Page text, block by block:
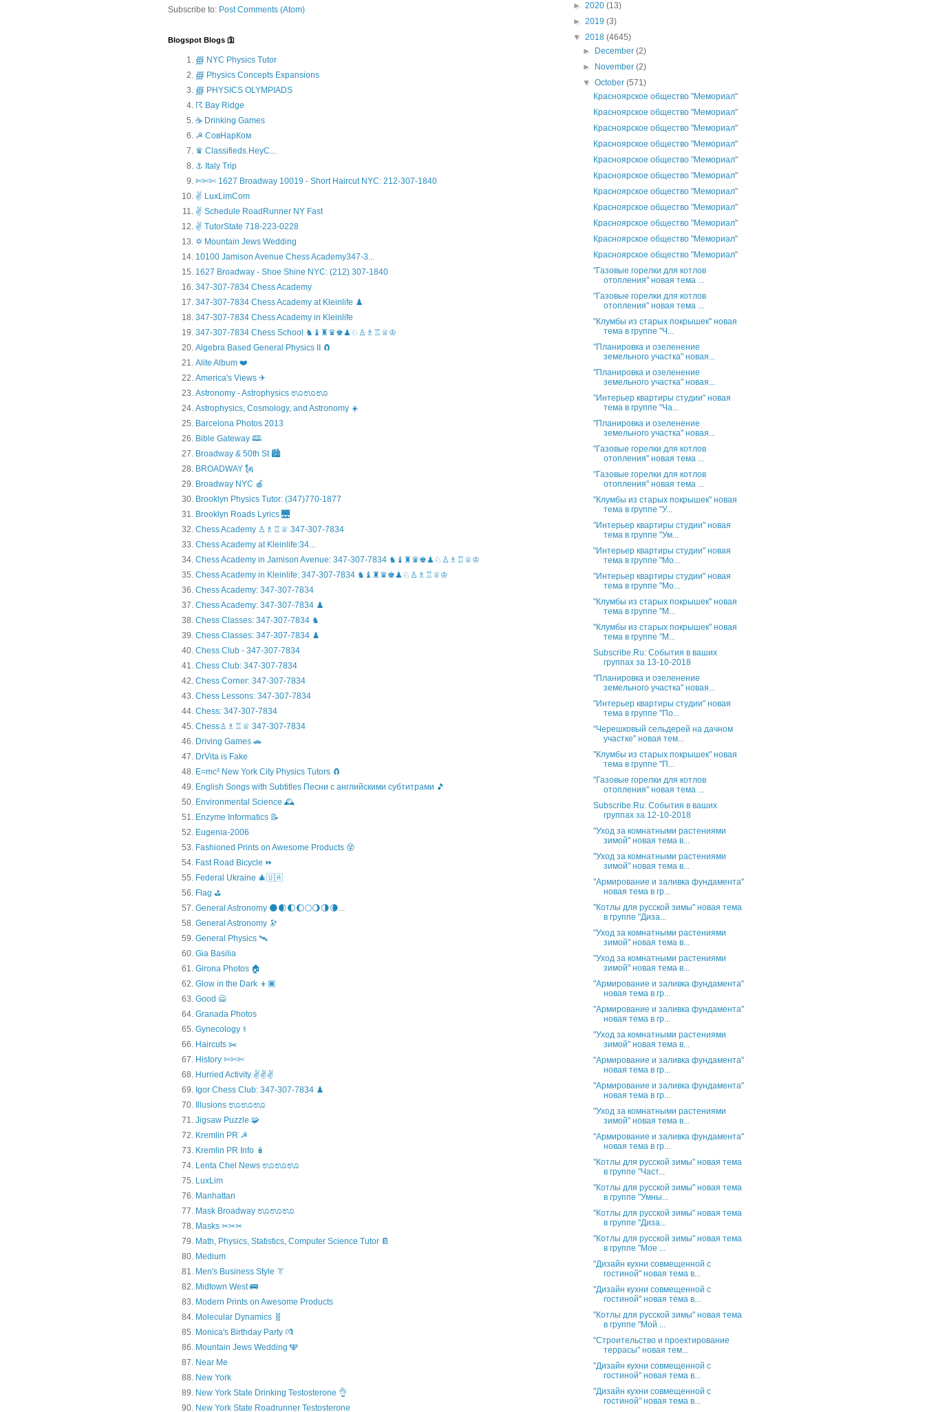
Subscribe to: Post Comments (Atom)
Blogspot Blogs 🛐
∰ NYC Physics Tutor
∰ Physics Concepts Expansions
∰ PHYSICS OLYMPIADS
☈ Bay Ridge
☕ Drinking Games
☭ СовНарКом
♛ Classifieds.HeyC...
⚓ Italy Trip
✄✄✄ 1627 Broadway 10019 - Short Haircut NYC: 212-307-1840
✌ LuxLimCom
✌ Schedule RoadRunner NY Fast
✌ TutorState 718-223-0228
✡ Mountain Jews Wedding
10100 Jamison Avenue Chess Academy347-3...
1627 Broadway - Shoe Shine NYC: (212) 307-1840
347-307-7834 Chess Academy
347-307-7834 Chess Academy at Kleinlife ♟️
347-307-7834 Chess Academy in Kleinlife
347-307-7834 Chess School ♞♝♜♛♚♟♘♙♗♖♕♔
Algebra Based General Physics II 🧲
Alite Album ❤️
America's Views ✈
Astronomy - Astrophysics ಊಊಊ
Astrophysics, Cosmology, and Astronomy ☀️
Barcelona Photos 2013
Bible Gateway 🕮
Broadway & 50th St 🏙️
BROADWAY 🗽
Broadway NYC 🍎
Brooklyn Physics Tutor: (347)770-1877
Brooklyn Roads Lyrics 🌉
Chess Academy ♙♗♖♕ 347-307-7834
Chess Academy at Kleinlife:34...
Chess Academy in Jamison Avenue: 347-307-7834 ♞♝♜♛♚♟♘♙♗♖♕♔
Chess Academy in Kleinlife: 347-307-7834 ♞♝♜♛♚♟♘♙♗♖♕♔
Chess Academy: 347-307-7834
Chess Academy: 347-307-7834 ♟️
Chess Classes: 347-307-7834 ♞
Chess Classes: 347-307-7834 ♟️
Chess Club - 347-307-7834
Chess Club: 347-307-7834
Chess Corner: 347-307-7834
Chess Lessons: 347-307-7834
Chess: 347-307-7834
Chess♙♗♖♕ 347-307-7834
Driving Games 🚗
DrVita is Fake
E=mc² New York City Physics Tutors 🧲
English Songs with Subtitles Песни с английскими субтитрами 🎵
Environmental Science 🕰️
Enzyme Informatics 📝
Eugenia-2006
Fashioned Prints on Awesome Products 😵
Fast Road Bicycle ⏩
Federal Ukraine 🎄🇺🇦
Flag ⛳
General Astronomy 🌑🌒🌓🌔🌕🌖🌗🌘...
General Astronomy 🔭
General Physics 🛰
Gia Basilia
Girona Photos 🏠
Glow in the Dark 👦🏿
Good 🙅
Granada Photos
Gynecology ⚕️
Haircuts ✂️
History ✄✄✄
Hurried Activity ✌✌✌
Igor Chess Club: 347-307-7834 ♟️
Illusions ಊಊಊ
Jigsaw Puzzle 🧩
Kremlin PR ☭
Kremlin PR Info 🪆
Lenta Chel News ಊಊಊ
LuxLim
Manhattan
Mask Broadway ಊಊಊ
Masks ✂✂✂
Math, Physics, Statistics, Computer Science Tutor 📔
Medium
Men's Business Style 👔
Midtown West 🚌
Modern Prints on Awesome Products
Molecular Dynamics 🧬
Monica's Birthday Party 💏
Mountain Jews Wedding 🕎
Near Me
New York
New York State Drinking Testosterone 👌
New York State Roadrunner Testosterone
► 2020 (13)
► 2019 (3)
▼ 2018 (4645)
►
December(2)
►
November(2)
▼October(571)
Красноярское общество "Мемориал"
Красноярское общество "Мемориал"
Красноярское общество "Мемориал"
Красноярское общество "Мемориал"
Красноярское общество "Мемориал"
Красноярское общество "Мемориал"
Красноярское общество "Мемориал"
Красноярское общество "Мемориал"
Красноярское общество "Мемориал"
Красноярское общество "Мемориал"
Красноярское общество "Мемориал"
"Газовые горелки для котлов
отопления" новая тема ...
"Газовые горелки для котлов
отопления" новая тема ...
"Клумбы из старых покрышек" новая
тема в группе "Ч...
"Планировка и озеленение
земельного участка" новая...
"Планировка и озеленение
земельного участка" новая...
"Интерьер квартиры студии" новая
тема в группе "Ча...
"Планировка и озеленение
земельного участка" новая...
"Газовые горелки для котлов
отопления" новая тема ...
"Газовые горелки для котлов
отопления" новая тема ...
"Клумбы из старых покрышек" новая
тема в группе "У...
"Интерьер квартиры студии" новая
тема в группе "Ум...
"Интерьер квартиры студии" новая
тема в группе "Мо...
"Интерьер квартиры студии" новая
тема в группе "Мо...
"Клумбы из старых покрышек" новая
тема в группе "М...
"Клумбы из старых покрышек" новая
тема в группе "М...
Subscribe.Ru: События в ваших
группах за 13-10-2018
"Планировка и озеленение
земельного участка" новая...
"Интерьер квартиры студии" новая
тема в группе "По...
"Черешковый сельдерей на дачном
участке" новая тем...
"Клумбы из старых покрышек" новая
тема в группе "П...
"Газовые горелки для котлов
отопления" новая тема ...
Subscribe.Ru: События в ваших
группах за 12-10-2018
"Уход за комнатными растениями
зимой" новая тема в...
"Уход за комнатными растениями
зимой" новая тема в...
"Армирование и заливка фундамента"
новая тема в гр...
"Котлы для русской зимы" новая тема
в группе "Диза...
"Уход за комнатными растениями
зимой" новая тема в...
"Уход за комнатными растениями
зимой" новая тема в...
"Армирование и заливка фундамента"
новая тема в гр...
"Армирование и заливка фундамента"
новая тема в гр...
"Уход за комнатными растениями
зимой" новая тема в...
"Армирование и заливка фундамента"
новая тема в гр...
"Армирование и заливка фундамента"
новая тема в гр...
"Уход за комнатными растениями
зимой" новая тема в...
"Армирование и заливка фундамента"
новая тема в гр...
"Котлы для русской зимы" новая тема
в группе "Част...
"Котлы для русской зимы" новая тема
в группе "Умны...
"Котлы для русской зимы" новая тема
в группе "Диза...
"Котлы для русской зимы" новая тема
в группе "Мое ...
"Дизайн кухни совмещенной с
гостиной" новая тема в...
"Дизайн кухни совмещенной с
гостиной" новая тема в...
"Котлы для русской зимы" новая тема
в группе "Мой ...
"Строительство и проектирование
террасы" новая тем...
"Дизайн кухни совмещенной с
гостиной" новая тема в...
"Дизайн кухни совмещенной с
гостиной" новая тема в...